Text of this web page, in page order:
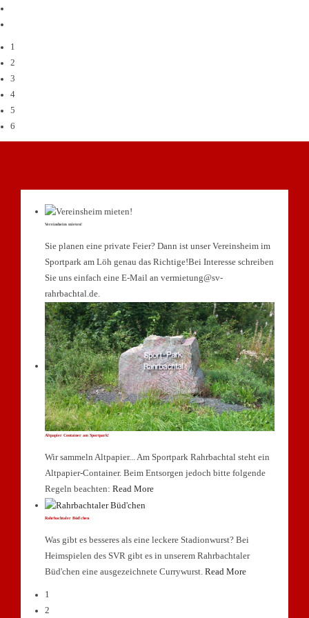
1
2
3
4
5
6
Vereinsheim mieten!
Sie planen eine private Feier? Dann ist unser Vereinsheim im
Sportpark am Löh genau das Richtige!Bei Interesse schreiben
Sie uns einfach eine E-Mail an vermietung@sv-
rahrbachtal.de.
Altpapier Container am Sportpark!
Wir sammeln Altpapier... Am Sportpark Rahrbachtal steht ein
Altpapier-Container. Beim Entsorgen jedoch bitte folgende
Regeln beachten: Read More
Rahrbachtaler Büd'chen
Was gibt es besseres als eine leckere Stadionwurst? Bei
Heimspielen des SVR gibt es in unserem Rahrbachtaler
Büd'chen eine ausgezeichnete Currywurst. Read More
1
2